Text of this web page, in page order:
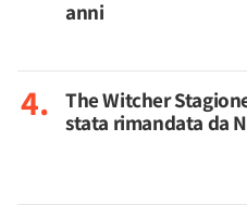
anni
The Witcher
stata rimandata da